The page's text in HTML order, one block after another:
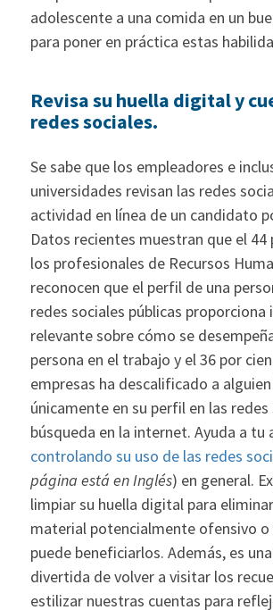
adolescente a una comida en un
para poner en práctica estas
Revisa su huella digital y
redes sociales.
Se sabe que los empleadores e
universidades revisan las redes
actividad en línea de un candidato
Datos recientes muestran que el
los profesionales de Recursos
reconocen que el perfil de una
redes sociales públicas
relevante sobre cómo se
persona en el trabajo y el 36 por
empresas ha descalificado a
únicamente en su perfil en las redes
búsqueda en la internet. Ayuda a tu
controlando su uso de las redes
página está en Inglés) en general.
limpiar su huella digital para
material potencialmente ofensivo o
puede beneficiarlos. Además, es
divertida de volver a visitar los
estilizar nuestras cuentas para